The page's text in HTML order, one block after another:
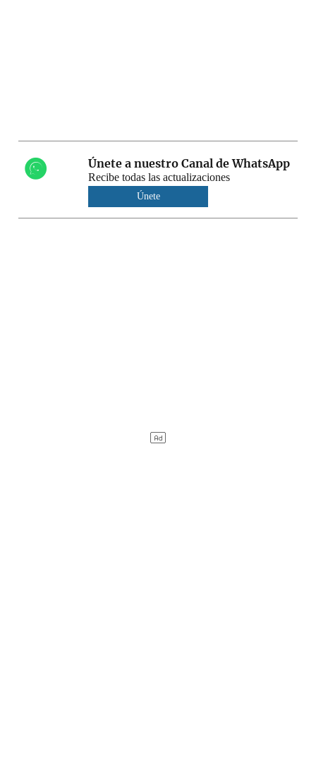
Únete a nuestro Canal de WhatsApp
Recibe todas las actualizaciones
Únete